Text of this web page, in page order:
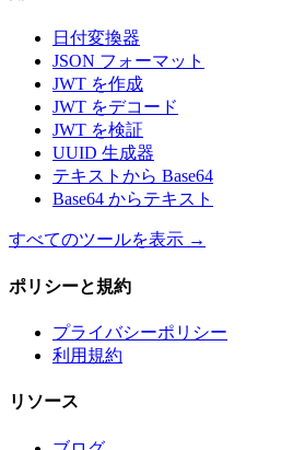
日付変換器
JSON フォーマット
JWT を作成
JWT をデコード
JWT を検証
UUID 生成器
テキストから Base64
Base64 からテキスト
すべてのツールを表示 →
ポリシーと規約
プライバシーポリシー
利用規約
リソース